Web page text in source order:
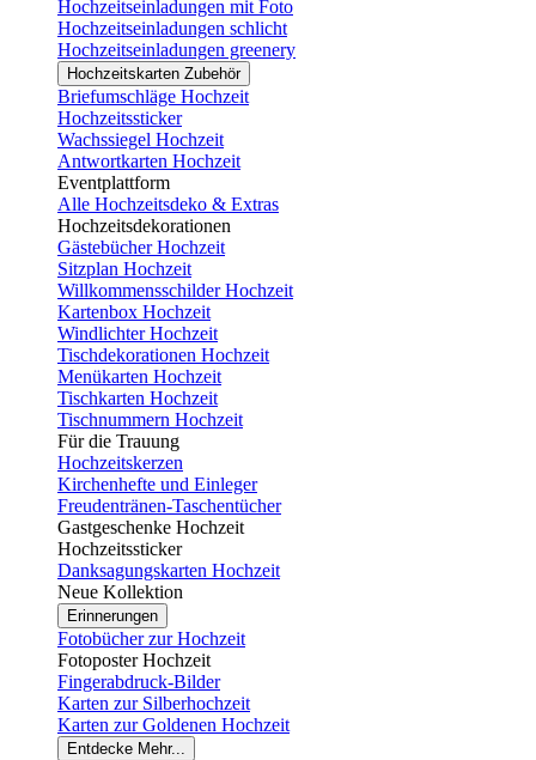
Hochzeitseinladungen mit Foto
Hochzeitseinladungen schlicht
Hochzeitseinladungen greenery
Hochzeitskarten Zubehör
Briefumschläge Hochzeit
Hochzeitssticker
Wachssiegel Hochzeit
Antwortkarten Hochzeit
Eventplattform
Alle Hochzeitsdeko & Extras
Hochzeitsdekorationen
Gästebücher Hochzeit
Sitzplan Hochzeit
Willkommensschilder Hochzeit
Kartenbox Hochzeit
Windlichter Hochzeit
Tischdekorationen Hochzeit
Menükarten Hochzeit
Tischkarten Hochzeit
Tischnummern Hochzeit
Für die Trauung
Hochzeitskerzen
Kirchenhefte und Einleger
Freudentränen-Taschentücher
Gastgeschenke Hochzeit
Hochzeitssticker
Danksagungskarten Hochzeit
Neue Kollektion
Erinnerungen
Fotobücher zur Hochzeit
Fotoposter Hochzeit
Fingerabdruck-Bilder
Karten zur Silberhochzeit
Karten zur Goldenen Hochzeit
Entdecke Mehr...